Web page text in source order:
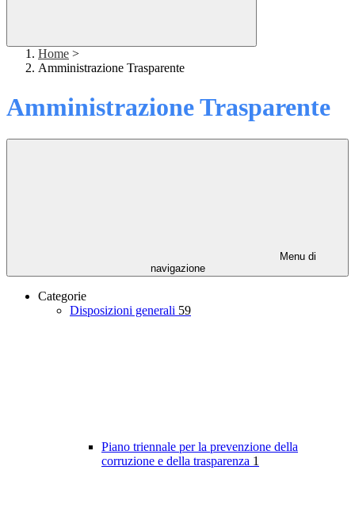
Home >
Amministrazione Trasparente
Amministrazione Trasparente
Menu di
navigazione
Categorie
Disposizioni generali 59
Piano triennale per la prevenzione della
corruzione e della trasparenza 1